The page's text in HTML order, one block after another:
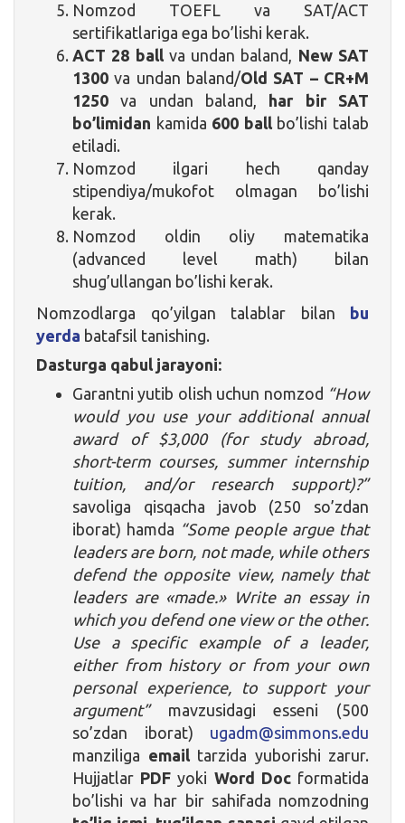
Nomzod TOEFL va SAT/ACT
sertifikatlariga ega bo’lishi kerak.
ACT 28 ball va undan baland, New SAT
1300va undan baland/Old SAT – CR+M
1250va undan baland,
har bir SAT
bo’limidan kamida 600 ballbo’lishi talab
etiladi.
Nomzod ilgari hech qanday
stipendiya/mukofot olmagan bo’lishi
kerak.
Nomzod oldin oliy matematika
(advanced level math) bilan
shug’ullangan bo’lishi kerak.
Nomzodlarga qo’yilgan talablar bilan
bu
yerda batafsil tanishing.
Dasturga qabul jarayoni:
Garantni yutib olish uchun nomzod “How
would you use your additional annual
award of $3,000 (for study abroad,
short-term courses, summer internship
tuition, and/or research support)?”
savoliga qisqacha javob (250 so’zdan
iborat) hamda “Some people argue that
leaders are born, not made, while others
defend the opposite view, namely that
leaders are «made.» Write an essay in
which you defend one view or the other.
Use a specific example of a leader,
either from history or from your own
personal experience, to support your
argument” mavzusidagi esseni (500
so’zdan iborat) ugadm@simmons.edu
manziliga email tarzida yuborishi zarur.
Hujjatlar PDF yoki Word Docformatida
bo’lishi va har bir sahifada nomzodning